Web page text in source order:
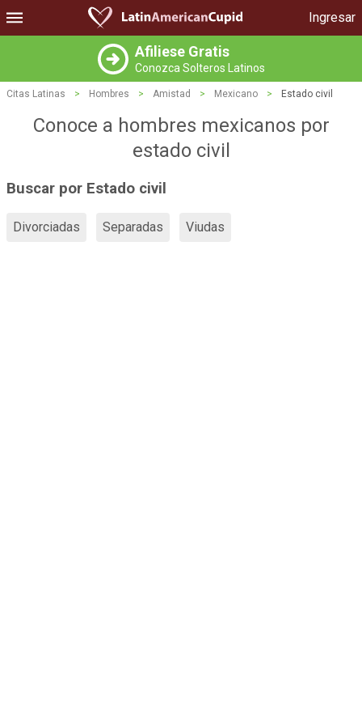
Ingresar
Afiliese Gratis
Conozca Solteros Latinos
Citas Latinas > Hombres > Amistad > Mexicano > Estado civil
Conoce a hombres mexicanos por
estado civil
Buscar por Estado civil
Divorciadas Separadas Viudas